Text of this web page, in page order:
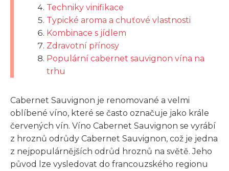
Techniky vinifikace
Typické aroma a chuťové vlastnosti
Kombinace s jídlem
Zdravotní přínosy
Populární cabernet sauvignon vína na
trhu
Cabernet Sauvignon je renomované a velmi
oblíbené víno, které se často označuje jako krále
červených vín. Víno Cabernet Sauvignon se vyrábí
z hroznů odrůdy Cabernet Sauvignon, což je jedna
z nejpopulárnějších odrůd hroznů na světě. Jeho
původ lze vysledovat do francouzského regionu